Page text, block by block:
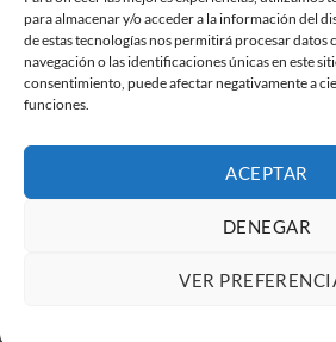
para almacenar y/o acceder a la información del
de estas tecnologías nos permitirá procesar
navegación o las identificaciones únicas en este
consentimiento, puede afectar negativamente a
funciones.
ACEPTAR
DENEGAR
VER
Puedes contactar con nosotros a
sociales o a través del correo :
contacto@sucubosymazmorras.com
Visa PayPal